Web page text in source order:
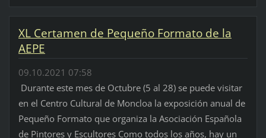
XL Certamen de Pequeño Formato de la
AEPE
09.10.2021 07:58
Durante este mes de Octubre (5 al 28) se puede visitar
en el Centro Cultural de Moncloa la exposición anual de
Pequeño Formato que organiza la Asociación Española
de Pintores y Escultores Como todos los años, hay un